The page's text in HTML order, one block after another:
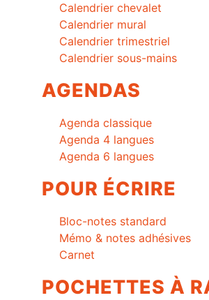
Calendrier chevalet
Calendrier mural
Calendrier trimestriel
Calendrier sous-mains
AGENDAS
Agenda classique
Agenda 4 langues
Agenda 6 langues
POUR ÉCRIRE
Bloc-notes standard
Mémo & notes adhésives
Carnet
POCHETTES À